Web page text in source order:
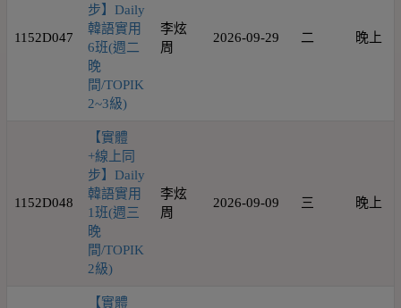
1152D047
步】Daily
韓語實用
6班(週二
晚
間/TOPIK
2~3級)
李炫
周
2026-09-29 二 晚上
1152D048
【實體
+線上同
步】Daily
韓語實用
1班(週三
晚
間/TOPIK
2級)
李炫
周
2026-09-09 三 晚上
【實體